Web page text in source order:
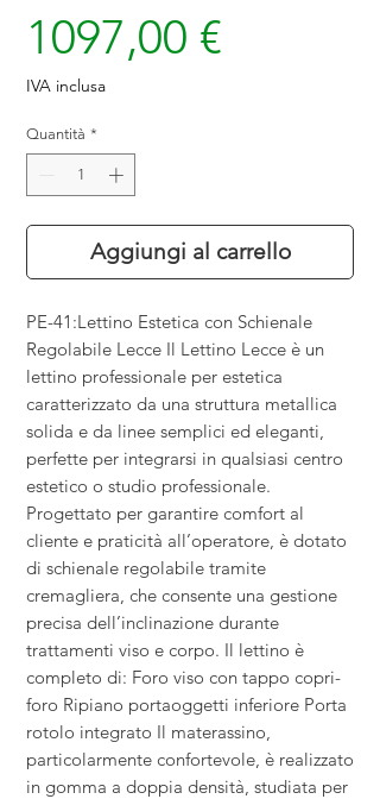
1097,00 €
IVA inclusa
Quantità *
Aggiungi al carrello
PE-41:Lettino Estetica con Schienale
Regolabile Lecce Il Lettino Lecce è un
lettino professionale per estetica
caratterizzato da una struttura metallica
solida e da linee semplici ed eleganti,
perfette per integrarsi in qualsiasi centro
estetico o studio professionale.
Progettato per garantire comfort al
cliente e praticità all’operatore, è dotato
di schienale regolabile tramite
cremagliera, che consente una gestione
precisa dell’inclinazione durante
trattamenti viso e corpo. Il lettino è
completo di: Foro viso con tappo copri-
foro Ripiano portaoggetti inferiore Porta
rotolo integrato Il materassino,
particolarmente confortevole, è realizzato
in gomma a doppia densità, studiata per